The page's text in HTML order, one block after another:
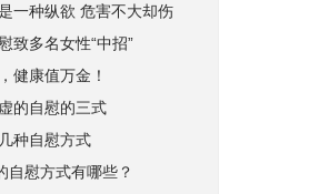
一种纵欲 危害不大却伤
致多名女性“中招”
健康值万金！
的自慰的三式
种自慰方式
自慰方式有哪些？